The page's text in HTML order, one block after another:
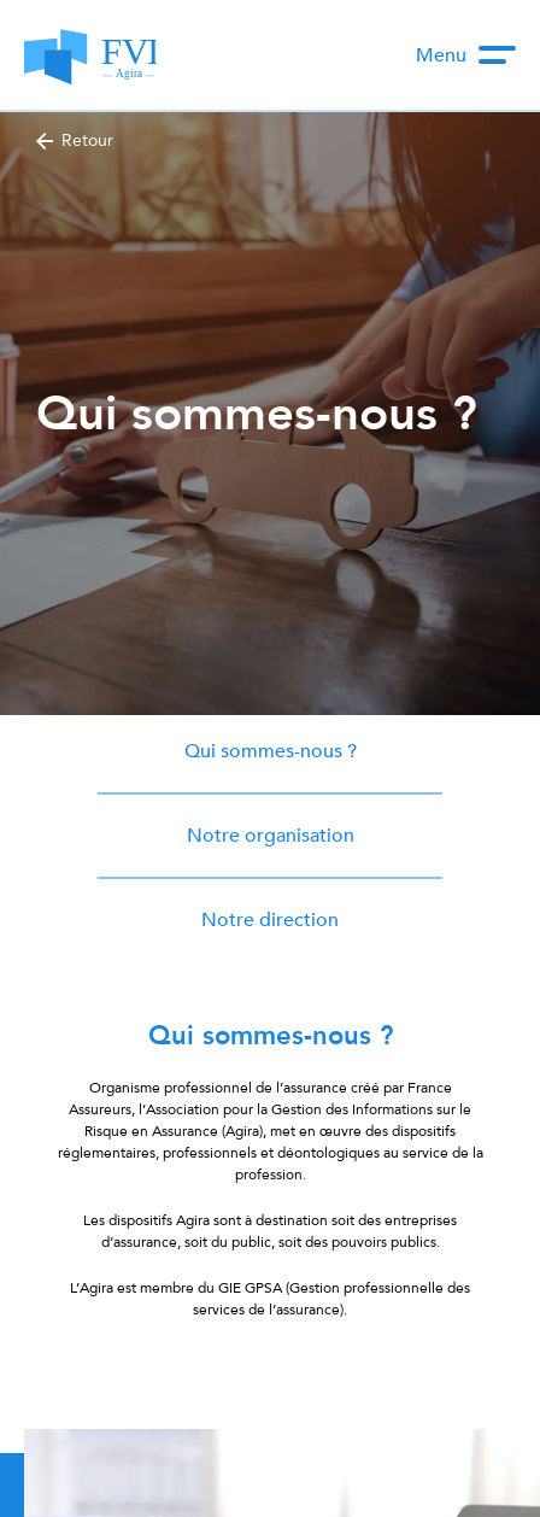
Menu
Retour
Qui sommes-nous ?
Qui sommes-nous ?
Notre organisation
Notre direction
Qui sommes-nous ?
Organisme professionnel de l’assurance créé par France
Assureurs, l’Association pour la Gestion des Informations sur le
Risque en Assurance (Agira), met en œuvre des dispositifs
réglementaires, professionnels et déontologiques au service de la
profession.
Les dispositifs Agira sont à destination soit des entreprises
d’assurance, soit du public, soit des pouvoirs publics.
L’Agira est membre du GIE GPSA (Gestion professionnelle des
services de l’assurance).